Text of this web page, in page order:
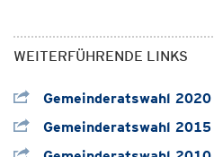
WEITERFÜHRENDE LINKS
Gemeinderatswahl
Gemeinderatswahl